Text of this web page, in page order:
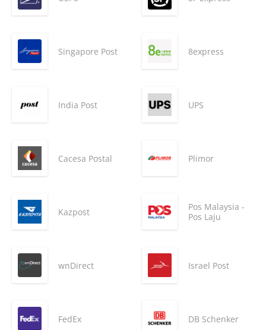
Singapore Post 8express
India Post UPS
Cacesa Postal Plimor
Kazpost
Pos Malaysia -
Pos Laju
wnDirect Israel Post
FedEx DB Schenker